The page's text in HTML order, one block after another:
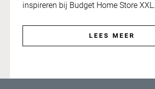
inspireren bij Budget Home Store XXL.
LEES MEER